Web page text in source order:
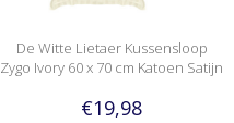
De Witte Lietaer Kussensloop
Zygo Ivory 60 x 70 cm Katoen Satijn
€19,98